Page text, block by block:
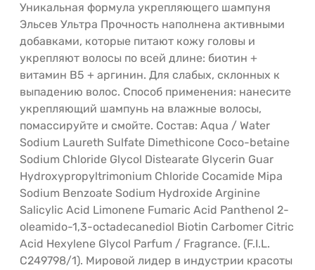
Уникальная формула укрепляющего шампуня
Эльсев Ультра Прочность наполнена активными
добавками, которые питают кожу головы и
укрепляют волосы по всей длине: биотин +
витамин В5 + аргинин. Для слабых, склонных к
выпадению волос. Способ применения: нанесите
укрепляющий шампунь на влажные волосы,
помассируйте и смойте. Состав: Aqua / Water
Sodium Laureth Sulfate Dimethicone Coco-betaine
Sodium Chloride Glycol Distearate Glycerin Guar
Hydroxypropyltrimonium Chloride Cocamide Mipa
Sodium Benzoate Sodium Hydroxide Arginine
Salicylic Acid Limonene Fumaric Acid Panthenol 2-
oleamido-1,3-octadecanediol Biotin Carbomer Citric
Acid Hexylene Glycol Parfum / Fragrance. (F.I.L.
C249798/1). Мировой лидер в индустрии красоты